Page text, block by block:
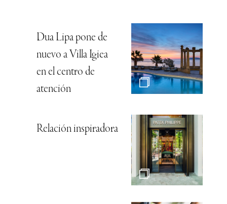
Dua Lipa pone de
nuevo a Villa Igiea
en el centro de
atención
Relación inspiradora